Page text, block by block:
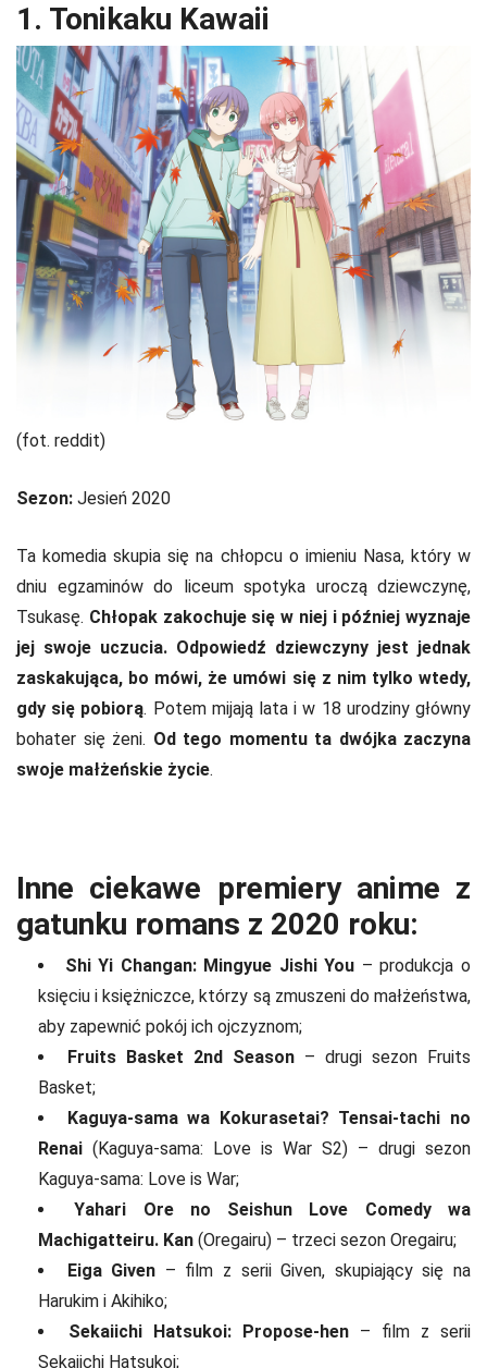
1. Tonikaku Kawaii
(fot. reddit)
Sezon: Jesień 2020
Ta komedia skupia się na chłopcu o imieniu Nasa, który w
dniu egzaminów do liceum spotyka uroczą dziewczynę,
Tsukasę. Chłopak zakochuje się w niej i później wyznaje
jej swoje uczucia. Odpowiedź dziewczyny jest jednak
zaskakująca, bo mówi, że umówi się z nim tylko wtedy,
gdy się pobiorą. Potem mijają lata i w 18 urodziny główny
bohater się żeni. Od tego momentu ta dwójka zaczyna
swoje małżeńskie życie.
Inne ciekawe premiery anime z
gatunku romans z 2020 roku:
Shi Yi Changan: Mingyue Jishi You – produkcja o
księciu i księżniczce, którzy są zmuszeni do małżeństwa,
aby zapewnić pokój ich ojczyznom;
Fruits Basket 2nd Season – drugi sezon Fruits
Basket;
Kaguya-sama wa Kokurasetai? Tensai-tachi no
Renai (Kaguya-sama: Love is War S2) – drugi sezon
Kaguya-sama: Love is War;
Yahari Ore no Seishun Love Comedy wa
Machigatteiru. Kan (Oregairu) – trzeci sezon Oregairu;
Eiga Given – film z serii Given, skupiający się na
Harukim i Akihiko;
Sekaiichi Hatsukoi: Propose-hen – film z serii
Sekaiichi Hatsukoi;